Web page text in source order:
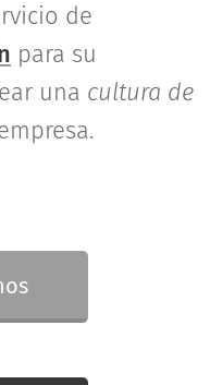
de
para su
una cultura de